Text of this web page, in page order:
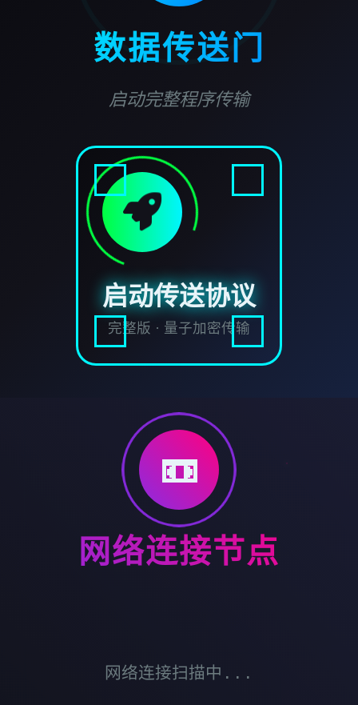
数据传送门
启动完整程序传输
启动传送协议
完整版 · 量子加密传输
📼
网络连接节点
网络连接扫描中...